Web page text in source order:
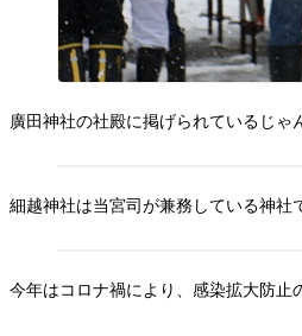
廣田神社の社殿に掲げられているじゃ
細越神社は当宮司が兼務している神社
今年はコロナ禍により、感染拡大防止